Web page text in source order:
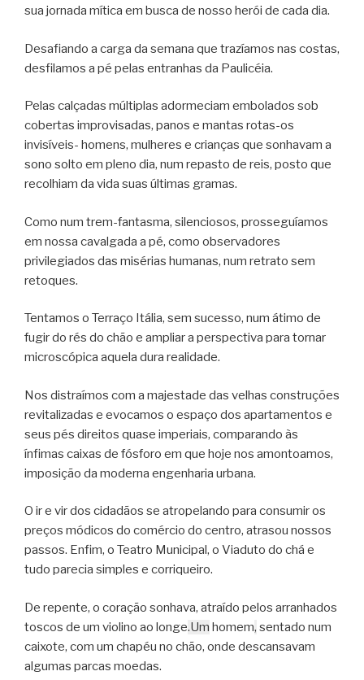
sua jornada mítica em busca de nosso herói de cada dia.
Desafiando a carga da semana que trazíamos nas costas,
desfilamos a pé pelas entranhas da Paulicéia.
Pelas calçadas múltiplas adormeciam embolados sob
cobertas improvisadas, panos e mantas rotas-os
invisíveis- homens, mulheres e crianças que sonhavam a
sono solto em pleno dia, num repasto de reis, posto que
recolhiam da vida suas últimas gramas.
Como num trem-fantasma, silenciosos, prosseguíamos
em nossa cavalgada a pé, como observadores
privilegiados das misérias humanas, num retrato sem
retoques.
Tentamos o Terraço Itália, sem sucesso, num átimo de
fugir do rés do chão e ampliar a perspectiva para tornar
microscópica aquela dura realidade.
Nos distraímos com a majestade das velhas construções
revitalizadas e evocamos o espaço dos apartamentos e
seus pés direitos quase imperiais, comparando às
ínfimas caixas de fósforo em que hoje nos amontoamos,
imposição da moderna engenharia urbana.
O ir e vir dos cidadãos se atropelando para consumir os
preços módicos do comércio do centro, atrasou nossos
passos. Enfim, o Teatro Municipal, o Viaduto do chá e
tudo parecia simples e corriqueiro.
De repente, o coração sonhava, atraído pelos arranhados
toscos de um violino ao longe.Um homem, sentado num
caixote, com um chapéu no chão, onde descansavam
algumas parcas moedas.